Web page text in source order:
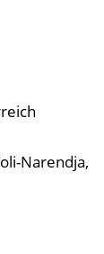
Narendja,